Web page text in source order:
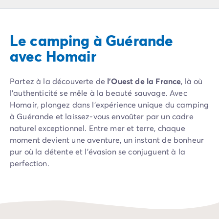
Camping Hendaye
Camping Bretagne
Camping Côtes d'Armor
Camping Ille-et-Vilaine
Camping Saint-Malo
Camping Morbihan
Camping Vannes
Camping Centre-Val de Loire
Camping Indre-et-Loire
Camping Chenonceau
Camping Champagne-Ardenne
Camping Corse-du-Sud
Le camping à Guérande
avec Homair
Partez à la découverte de l'Ouest de la France, là où
l'authenticité se mêle à la beauté sauvage. Avec
Homair, plongez dans l'expérience unique du camping
à Guérande et laissez-vous envoûter par un cadre
naturel exceptionnel. Entre mer et terre, chaque
moment devient une aventure, un instant de bonheur
pur où la détente et l'évasion se conjuguent à la
perfection.
vibrantes. Un lieu chargé d'histoire et de culture, où